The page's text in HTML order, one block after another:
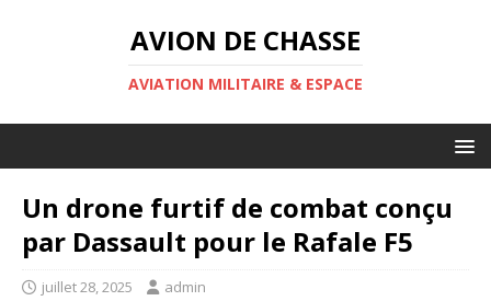
AVION DE CHASSE
AVIATION MILITAIRE & ESPACE
Un drone furtif de combat conçu
par Dassault pour le Rafale F5
juillet 28, 2025 admin